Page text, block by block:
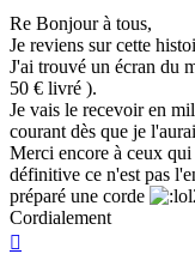
Re Bonjour à tous,
Je reviens sur cette
J'ai trouvé un écran du
50 € livré ).
Je vais le recevoir en
courant dès que je
Merci encore à ceux qui
définitive ce n'est pas
préparé une corde
Cordialement